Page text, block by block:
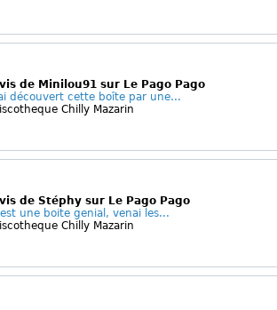
de Minilou91 sur Le Pago Pago
découvert cette boîte par une...
Chilly Mazarin
de Stéphy sur Le Pago Pago
une boite genial, venai les...
Chilly Mazarin